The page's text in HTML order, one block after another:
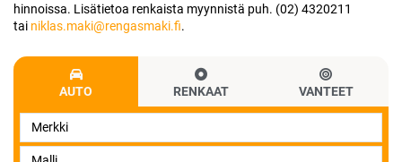
hinnoissa. Lisätietoa renkaista myynnistä puh. (02) 4320211
tai niklas.maki@rengasmaki.fi.
AUTO RENKAAT VANTEET